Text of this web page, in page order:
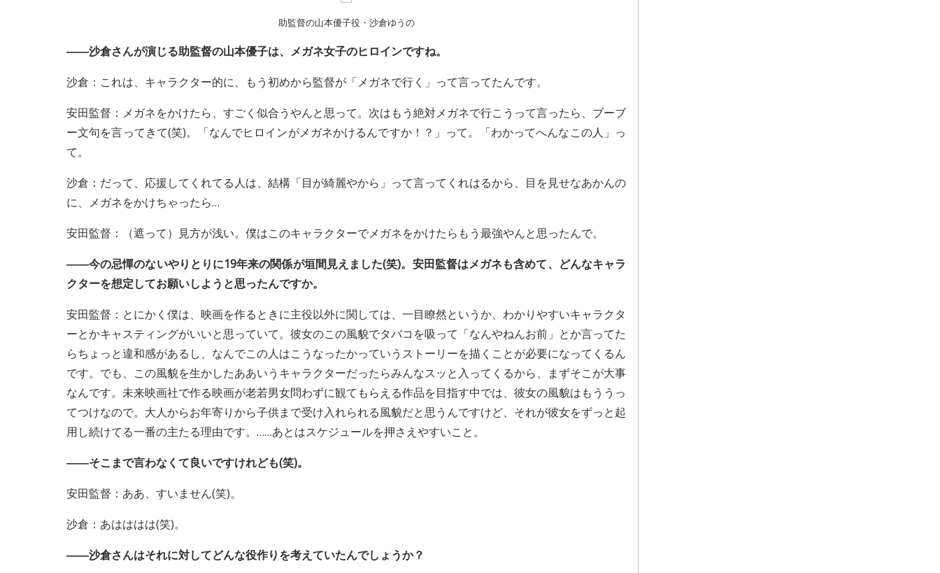
助監督の山本優子役・沙倉ゆうの
――沙倉さんが演じる助監督の山本優子は、メガネ女子のヒロインですね。
沙倉：これは、キャラクター的に、もう初めから監督が「メガネで行く」って言ってたんです。
安田監督：メガネをかけたら、すごく似合うやんと思って。次はもう絶対メガネで行こうって言ったら、ブーブ
ー文句を言ってきて(笑)。「なんでヒロインがメガネかけるんですか！？」って。「わかってへんなこの人」っ
て。
沙倉：だって、応援してくれてる人は、結構「目が綺麗やから」って言ってくれはるから、目を見せなあかんの
に、メガネをかけちゃったら…
安田監督：（遮って）見方が浅い。僕はこのキャラクターでメガネをかけたらもう最強やんと思ったんで。
――今の忌憚のないやりとりに19年来の関係が垣間見えました(笑)。安田監督はメガネも含めて、どんなキャラ
クターを想定してお願いしようと思ったんですか。
安田監督：とにかく僕は、映画を作るときに主役以外に関しては、一目瞭然というか、わかりやすいキャラクタ
ーとかキャスティングがいいと思っていて。彼女のこの風貌でタバコを吸って「なんやねんお前」とか言ってた
らちょっと違和感があるし、なんでこの人はこうなったかっていうストーリーを描くことが必要になってくるん
です。でも、この風貌を生かしたああいうキャラクターだったらみんなスッと入ってくるから、まずそこが大事
なんです。未来映画社で作る映画が老若男女問わずに観てもらえる作品を目指す中では、彼女の風貌はもううっ
てつけなので。大人からお年寄りから子供まで受け入れられる風貌だと思うんですけど、それが彼女をずっと起
用し続けてる一番の主たる理由です。……あとはスケジュールを押さえやすいこと。
――そこまで言わなくて良いですけれども(笑)。
安田監督：ああ、すいません(笑)。
沙倉：あはははは(笑)。
――沙倉さんはそれに対してどんな役作りを考えていたんでしょうか？